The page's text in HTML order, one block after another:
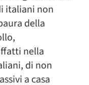
italiani non
della
nella
di non
a casa